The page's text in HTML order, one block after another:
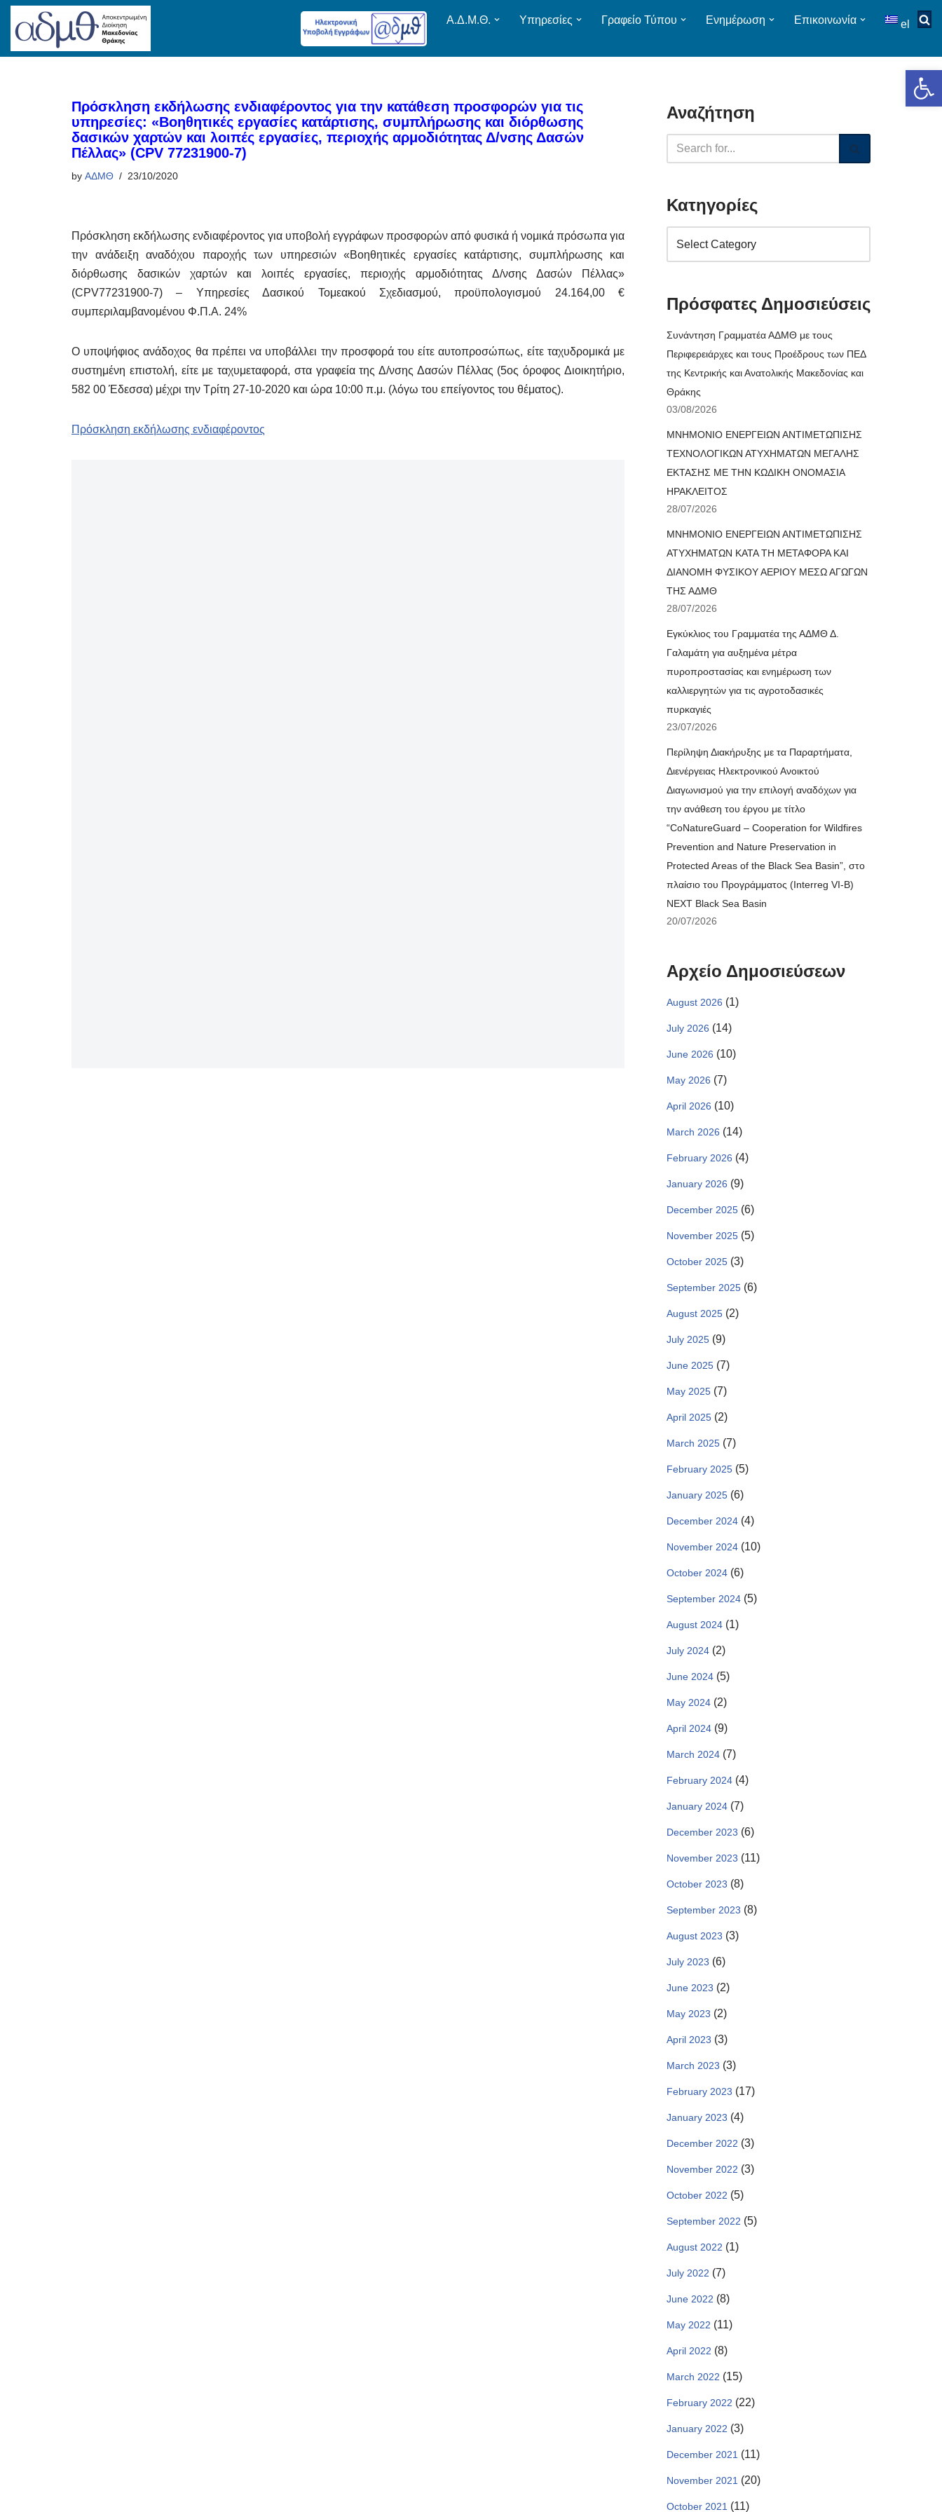
Skip
to
Α.Δ.Μ.Θ. Υπηρεσίες Γραφείο Τύπου Ενημέρωση Επικοινωνία el
Πρόσκληση εκδήλωσης ενδιαφέροντος για την κατάθεση προσφορών για τις
υπηρεσίες: «Βοηθητικές εργασίες κατάρτισης, συμπλήρωσης και διόρθωσης
δασικών χαρτών και λοιπές εργασίες, περιοχής αρμοδιότητας Δ/νσης Δασών
Πέλλας» (CPV 77231900-7)
by ΑΔΜΘ 23/10/2020
Πρόσκληση εκδήλωσης ενδιαφέροντος για υποβολή εγγράφων προσφορών από φυσικά ή νομικά πρόσωπα για
την ανάδειξη αναδόχου παροχής των υπηρεσιών «Βοηθητικές εργασίες κατάρτισης, συμπλήρωσης και
διόρθωσης δασικών χαρτών και λοιπές εργασίες, περιοχής αρμοδιότητας Δ/νσης Δασών Πέλλας»
(CPV77231900-7) – Υπηρεσίες Δασικού Τομεακού Σχεδιασμού, προϋπολογισμού 24.164,00 €
συμπεριλαμβανομένου Φ.Π.Α. 24%
Ο υποψήφιος ανάδοχος θα πρέπει να υποβάλλει την προσφορά του είτε αυτοπροσώπως, είτε ταχυδρομικά με
συστημένη επιστολή, είτε με ταχυμεταφορά, στα γραφεία της Δ/νσης Δασών Πέλλας (5ος όροφος Διοικητήριο,
582 00 Έδεσσα) μέχρι την Τρίτη 27-10-2020 και ώρα 10:00 π.μ. (λόγω του επείγοντος του θέματος).
Πρόσκληση εκδήλωσης ενδιαφέροντος
Αναζήτηση
Κατηγορίες
Πρόσφατες Δημοσιεύσεις
Συνάντηση Γραμματέα ΑΔΜΘ με τους
Περιφερειάρχες και τους Προέδρους των ΠΕΔ
της Κεντρικής και Ανατολικής Μακεδονίας και
Θράκης
03/08/2026
ΜΝΗΜΟΝΙΟ ΕΝΕΡΓΕΙΩΝ ΑΝΤΙΜΕΤΩΠΙΣΗΣ
ΤΕΧΝΟΛΟΓΙΚΩΝ ΑΤΥΧΗΜΑΤΩΝ ΜΕΓΑΛΗΣ
ΕΚΤΑΣΗΣ ΜΕ ΤΗΝ ΚΩΔΙΚΗ ΟΝΟΜΑΣΙΑ
ΗΡΑΚΛΕΙΤΟΣ
28/07/2026
ΜΝΗΜΟΝΙΟ ΕΝΕΡΓΕΙΩΝ ΑΝΤΙΜΕΤΩΠΙΣΗΣ
ΑΤΥΧΗΜΑΤΩΝ ΚΑΤΑ ΤΗ ΜΕΤΑΦΟΡΑ ΚΑΙ
ΔΙΑΝΟΜΗ ΦΥΣΙΚΟΥ ΑΕΡΙΟΥ ΜΕΣΩ ΑΓΩΓΩΝ
ΤΗΣ ΑΔΜΘ
28/07/2026
Εγκύκλιος του Γραμματέα της ΑΔΜΘ Δ.
Γαλαμάτη για αυξημένα μέτρα
πυροπροστασίας και ενημέρωση των
καλλιεργητών για τις αγροτοδασικές
πυρκαγιές
23/07/2026
Περίληψη Διακήρυξης με τα Παραρτήματα,
Διενέργειας Ηλεκτρονικού Ανοικτού
Διαγωνισμού για την επιλογή αναδόχων για
την ανάθεση του έργου με τίτλο
“CoNatureGuard – Cooperation for Wildfires
Prevention and Nature Preservation in
Protected Areas of the Black Sea Basin”, στο
πλαίσιο του Προγράμματος (Interreg VI-B)
NEXT Black Sea Basin
20/07/2026
Αρχείο Δημοσιεύσεων
August 2026 (1)
July 2026 (14)
June 2026 (10)
May 2026 (7)
April 2026 (10)
March 2026 (14)
February 2026 (4)
January 2026 (9)
December 2025 (6)
November 2025 (5)
October 2025 (3)
September 2025 (6)
August 2025 (2)
July 2025 (9)
June 2025 (7)
May 2025 (7)
April 2025 (2)
March 2025 (7)
February 2025 (5)
January 2025 (6)
December 2024 (4)
November 2024 (10)
October 2024 (6)
September 2024 (5)
August 2024 (1)
July 2024 (2)
June 2024 (5)
May 2024 (2)
April 2024 (9)
March 2024 (7)
February 2024 (4)
January 2024 (7)
December 2023 (6)
November 2023 (11)
October 2023 (8)
September 2023 (8)
August 2023 (3)
July 2023 (6)
June 2023 (2)
May 2023 (2)
April 2023 (3)
March 2023 (3)
February 2023 (17)
January 2023 (4)
December 2022 (3)
November 2022 (3)
October 2022 (5)
September 2022 (5)
August 2022 (1)
July 2022 (7)
June 2022 (8)
May 2022 (11)
April 2022 (8)
March 2022 (15)
February 2022 (22)
January 2022 (3)
December 2021 (11)
November 2021 (20)
October 2021 (11)